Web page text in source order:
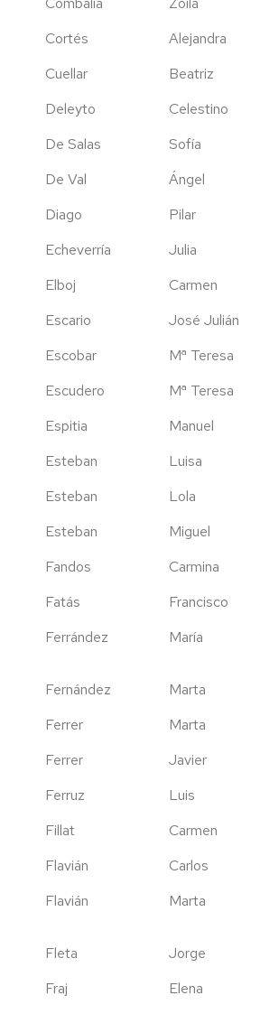
Cortés
Alejandra
Cuellar
Beatriz
Deleyto
Celestino
De Salas
Sofía
De Val
Ángel
Diago
Pilar
Echeverría
Julia
Elboj
Carmen
Escario
José Julián
Escobar
Mª Teresa
Escudero
Mª Teresa
Espitia
Manuel
Esteban
Luisa
Esteban
Lola
Esteban
Miguel
Fandos
Carmina
Fatás
Francisco
Ferrández
María
Fernández
Marta
Ferrer
Marta
Ferrer
Javier
Ferruz
Luis
Fillat
Carmen
Flavián
Carlos
Flavián
Marta
Fleta
Jorge
Fraj
Elena